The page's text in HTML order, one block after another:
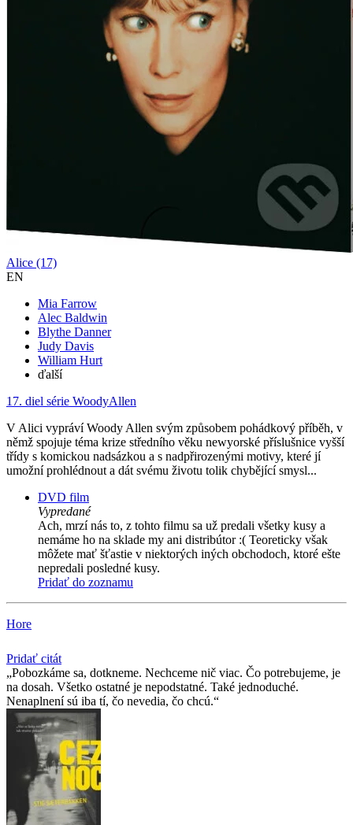
Alice (17)
EN
Mia Farrow
Alec Baldwin
Blythe Danner
Judy Davis
William Hurt
ďalší
17. diel série WoodyAllen
V Alici vypráví Woody Allen svým způsobem pohádkový příběh, v
němž spojuje téma krize středního věku newyorské příslušnice vyšší
třídy s komickou nadsázkou a s nadpřirozenými motivy, které jí
umožní prohlédnout a dát svému životu tolik chybějící smysl...
DVD film
Vypredané
Ach, mrzí nás to, z tohto filmu sa už predali všetky kusy a
nemáme ho na sklade my ani distribútor :( Teoreticky však
môžete mať šťastie v niektorých iných obchodoch, ktoré ešte
nepredali posledné kusy.
Pridať do zoznamu
Hore
Pridať citát
Pobozkáme sa, dotkneme. Nechceme nič viac. Čo potrebujeme, je
na dosah. Všetko ostatné je nepodstatné. Také jednoduché.
Nenaplnení sú iba tí, čo nevedia, čo chcú.